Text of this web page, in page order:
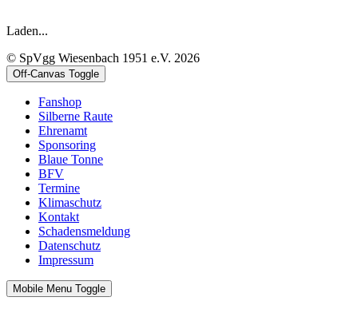
Laden...
© SpVgg Wiesenbach 1951 e.V. 2026
Off-Canvas Toggle
Fanshop
Silberne Raute
Ehrenamt
Sponsoring
Blaue Tonne
BFV
Termine
Klimaschutz
Kontakt
Schadensmeldung
Datenschutz
Impressum
Mobile Menu Toggle